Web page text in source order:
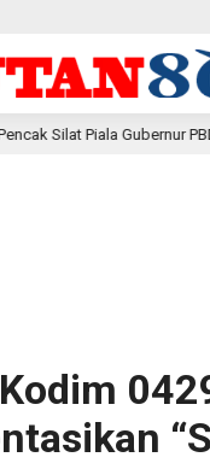
2026, Atlet Kodam XVIII